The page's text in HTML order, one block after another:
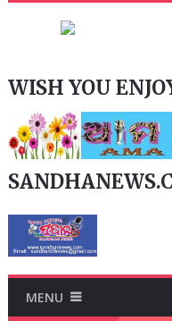
WISH YOU
MENU